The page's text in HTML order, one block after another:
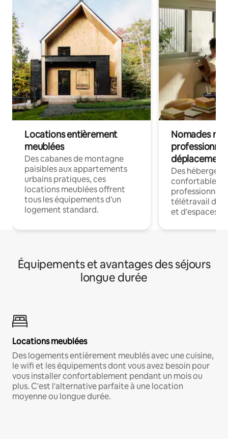
Locations entièrement
meublées
Des cabanes de montagne
paisibles aux appartements
urbains pratiques, ces
locations meublées offrent
tous les équipements d'un
logement standard.
Nomades
déplacement
Des
confortables
professionnels
télétravail
et d'espaces
Équipements et avantages des séjours
longue durée
Locations meublées
Des logements entièrement meublés avec une cuisine,
le wifi et les équipements dont vous avez besoin pour
vous installer confortablement pendant un mois ou
plus. C'est l'alternative parfaite à une location
moyenne ou longue durée.